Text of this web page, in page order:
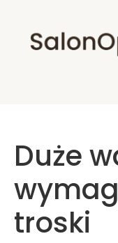
Duże
troski